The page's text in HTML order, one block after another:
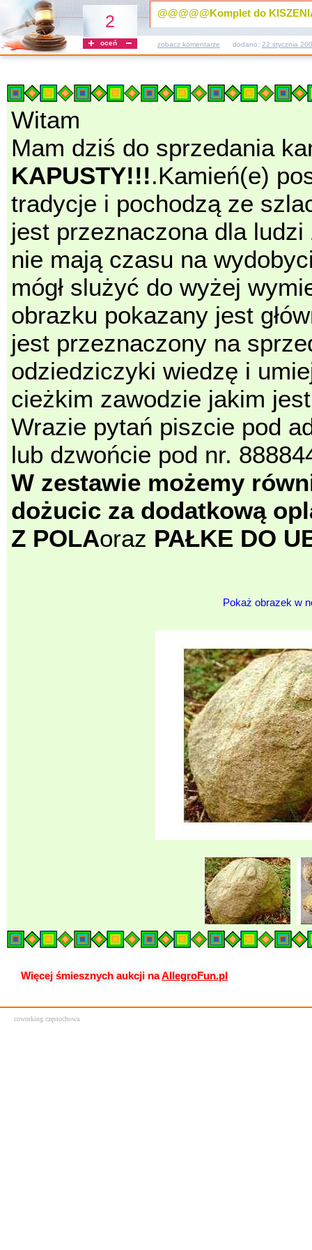
Witam
Mam dziś do sprzedania
KAPUSTY!!!.Kamień(e)
tradycje i pochodzą ze
jest przeznaczona dla
nie mają czasu na
mógł slużyć do wyżej
obrazku pokazany jest
jest przeznaczony na
odziedziczyki wiedzę i
cieżkim zawodzie jakim
Wrazie pytań piszcie pod
lub dzwońcie pod nr.
W zestawie możemy
dożucic za dodatkową
Z POLAoraz PAŁKE DO
Pokaż obrazek w
Więcej śmiesznych aukcji naAllegroFun.pl
2
oceń
@@@@@Komplet do
zobacz komentarze dodano: 22 stycznia
coworking częstochowa